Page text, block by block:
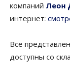
компаний Леон
интернет:
Все
доступны со